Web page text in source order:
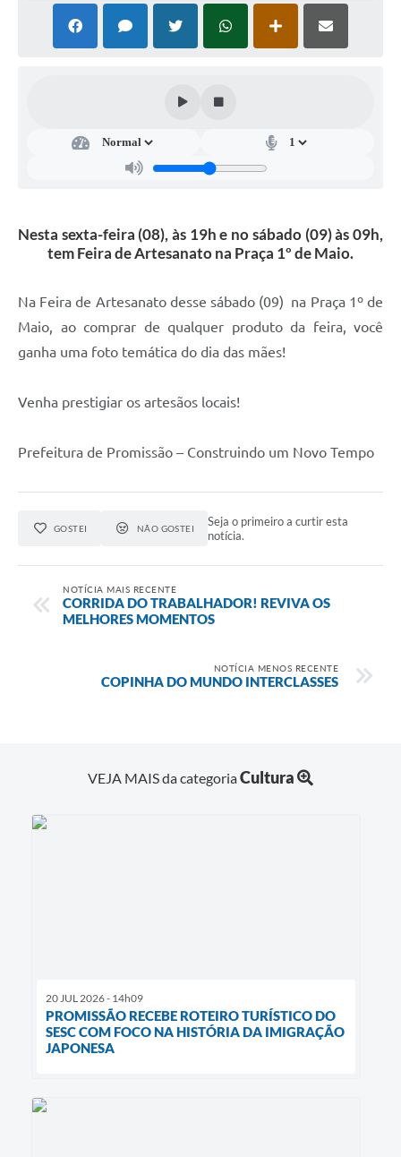
Internet Gratuita
Lançadoria
Agenda
Coleta Seletiva
Galeria de Vídeos
Secretarias
Legislação
Serviços Online
Nesta sexta-feira (08), às 19h e no sábado (09) às 09h,
tem Feira de Artesanato na Praça 1º de Maio.
Na Feira de Artesanato desse sábado (09) na Praça 1º de
Maio, ao comprar de qualquer produto da feira, você
ganha uma foto temática do dia das mães!
Venha prestigiar os artesãos locais!
Prefeitura de Promissão – Construindo um Novo Tempo
GOSTEI NÃO GOSTEI
Seja o primeiro a curtir esta
notícia.
NOTÍCIA MAIS RECENTE
CORRIDA DO TRABALHADOR! REVIVA OS
MELHORES MOMENTOS
NOTÍCIA MENOS RECENTE
COPINHA DO MUNDO INTERCLASSES
VEJA MAIS da categoriaCultura
20 JUL 2026 - 14h09
PROMISSÃO RECEBE ROTEIRO TURÍSTICO DO
SESC COM FOCO NA HISTÓRIA DA IMIGRAÇÃO
JAPONESA